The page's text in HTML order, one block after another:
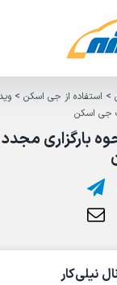
> استفاده از جی اسکن>
جی اسکن
بارگزاری مجدد
نیلی‌کار